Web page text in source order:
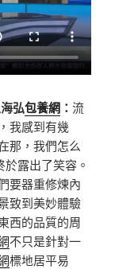
弘包養網 ： 流
我感到有幾
那，我們怎么
露出了笑容。
要器重修煉內
致到美妙體驗
西的品質的周
不只是針對一
標地居平易